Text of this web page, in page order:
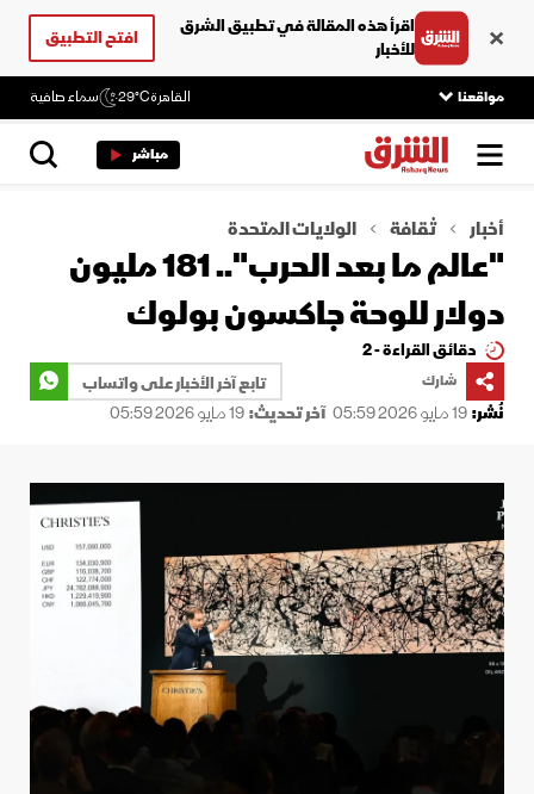
اقرأ هذه المقالة في تطبيق الشرق
للأخبار
افتح التطبيق
مواقعنا القاهرة29°C سماء صافية
مباشر
أخبار ثقافة الولايات المتحدة
"عالم ما بعد الحرب".. 181 مليون
دولار للوحة جاكسون بولوك
دقائق القراءة - 2
شارك
تابع آخر الأخبار على واتساب
نُشر:19 مايو 2026 05:59 آخر تحديث:19 مايو 2026 05:59